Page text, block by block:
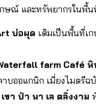
ษณ์ และทรัพยากรในพื้น
บ่อผุด เดิมเป็นพื้นที่เ
farm Café หิ
บออแกนิก เมี่ยงไมตรี
ขา ป่า นา เล ตลิ่งงาม